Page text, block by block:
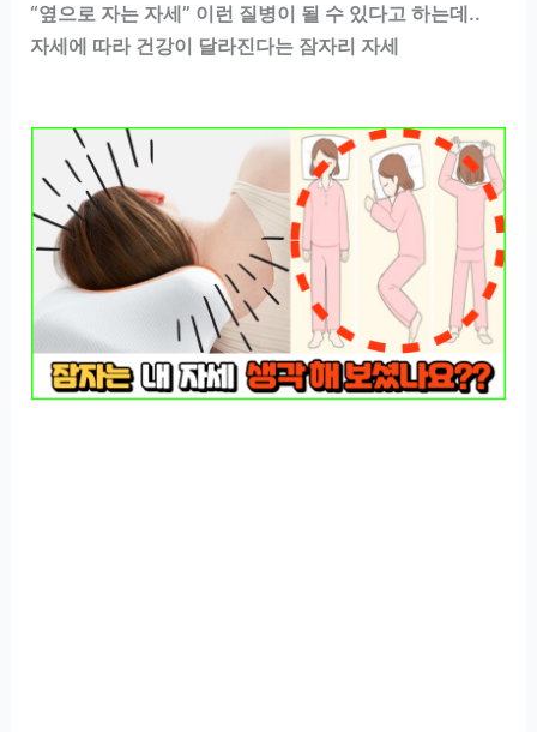
“옆으로 자는 자세” 이런 질병이 될 수 있다고 하는데..
자세에 따라 건강이 달라진다는 잠자리 자세